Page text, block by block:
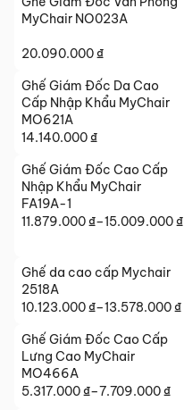
từ
đến
MyChair NO023A
20.090.000₫
Ghế Giám Đốc Da Cao
Cấp Nhập Khẩu MyChair
MO621A
14.140.000₫
Ghế Giám Đốc Cao Cấp
Nhập Khẩu MyChair
FA19A-1
11.879.000₫–15.009.000₫
Khoảng
từ
11.879.000 ₫
đến
Ghế da cao cấp Mychair
2518A
10.123.000₫–13.578.000₫
Khoảng
giá:
từ
10.123.000 ₫
đến
Ghế Giám Đốc Cao Cấp
Lưng Cao MyChair
MO466A
5.317.000₫–7.709.000₫
Khoảng